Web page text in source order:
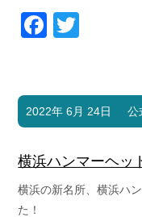
2022年 6月 24日 公
横浜ハンマーヘッ
横浜の新名所、横浜ハ
た！